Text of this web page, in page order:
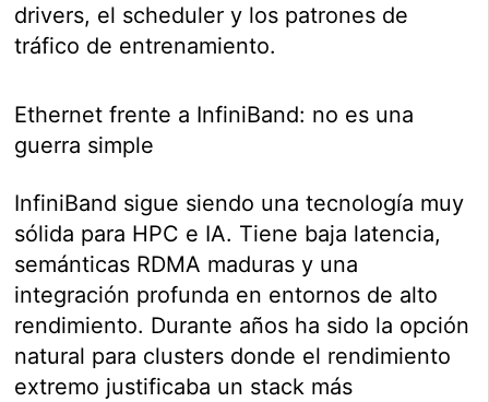
drivers, el scheduler y los patrones de
tráfico de entrenamiento.
Ethernet frente a InfiniBand: no es una
guerra simple
InfiniBand sigue siendo una tecnología muy
sólida para HPC e IA. Tiene baja latencia,
semánticas RDMA maduras y una
integración profunda en entornos de alto
rendimiento. Durante años ha sido la opción
natural para clusters donde el rendimiento
extremo justificaba un stack más